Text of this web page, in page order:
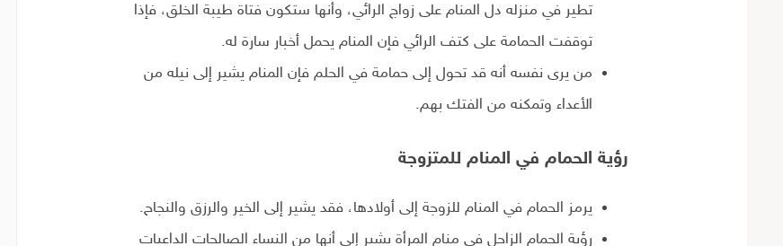
تطير في منزله دل المنام على زواج الرائي، وأنها ستكون فتاة طيبة الخلق، فإذا
توقفت الحمامة على كتف الرائي فإن المنام يحمل أخبار سارة له.
من يرى نفسه أنه قد تحول إلى حمامة في الحلم فإن المنام يشير إلى نيله من
الأعداء وتمكنه من الفتك بهم.
رؤية الحمام في المنامللمتزوجة
يرمز الحمام في المنام للزوجة إلى أولادها، فقد يشير إلى الخير والرزق والنجاح.
رؤية الحمام الزاجل في منام المرأة يشير إلى أنها من النساء الصالحات الداعيات